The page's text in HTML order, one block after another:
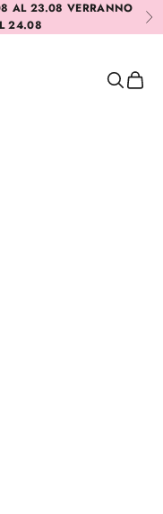
AL 23.08 VERRANNO
24.08
Cerca